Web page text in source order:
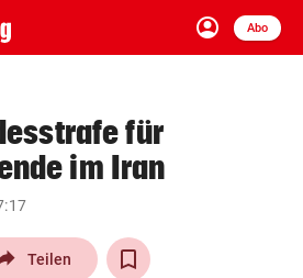
account_circle
Anmelden
Abo
close Schließen
arrow_right
arrow_right
für
im Iran
Teilen